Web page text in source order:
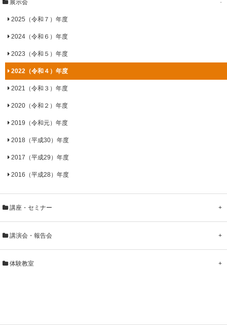
-
展示会
2025（令和７）年度
2024（令和６）年度
2023（令和５）年度
2022（令和４）年度
2021（令和３）年度
2020（令和２）年度
2019（令和元）年度
2018（平成30）年度
2017（平成29）年度
2016（平成28）年度
+
講座・セミナー
+
講演会・報告会
+
体験教室